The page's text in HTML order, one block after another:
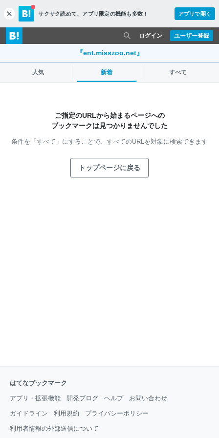
c
l
o
s
サクサク読めて、 アプリ限定の機能も多数！ アプリで開く
ユーザー登録
ログイン
『ent.misszoo.net』
人気 新着 すべて
ご指定のURLから始まるページへの
ブックマークは見つかりませんでした
条件を「すべて」にすることで、 すべてのURLを対象に検索できます
トップページに戻る
はてなブックマーク
アプリ・拡張機能 開発ブログ ヘルプ お問い合わせ
ガイドライン 利用規約 プライバシーポリシー
利用者情報の外部送信について